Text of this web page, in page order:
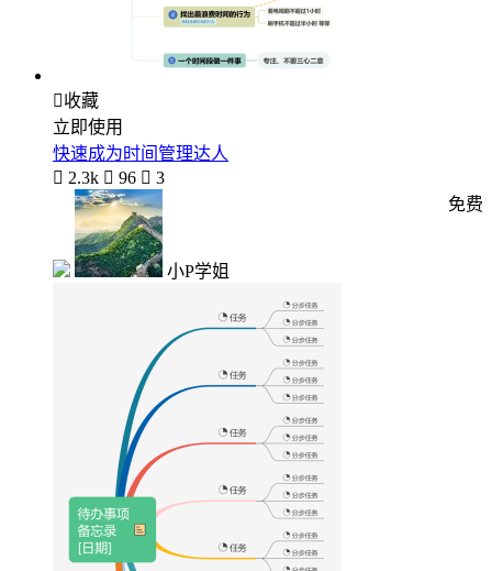
收藏
立即使用
快速成为时间管理达人
 2.3k  96  3
小P学姐
免费